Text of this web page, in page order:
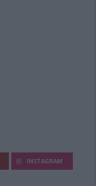
INSTAGRAM